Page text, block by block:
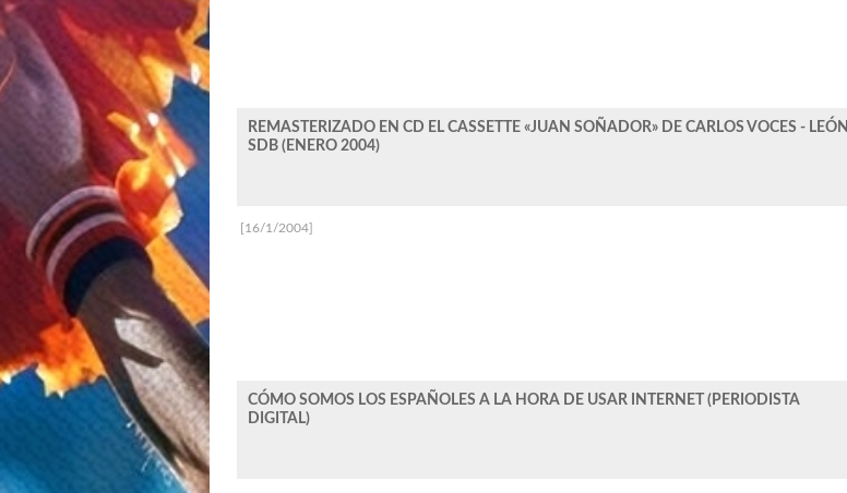
REMASTERIZADO EN CD EL CASSETTE «JUAN SOÑADOR» DE CARLOS VOCES - LEÓN
SDB (ENERO 2004)
CÓMO SOMOS LOS ESPAÑOLES A LA HORA DE USAR INTERNET (PERIODISTA
DIGITAL)
[16/1/2004]